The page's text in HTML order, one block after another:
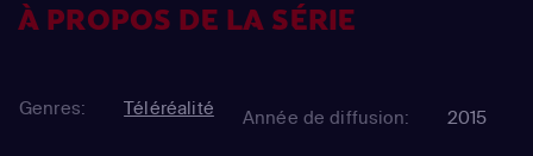
À PROPOS DE LA SÉRIE
Genres: Téléréalité Année de diffusion: 2015